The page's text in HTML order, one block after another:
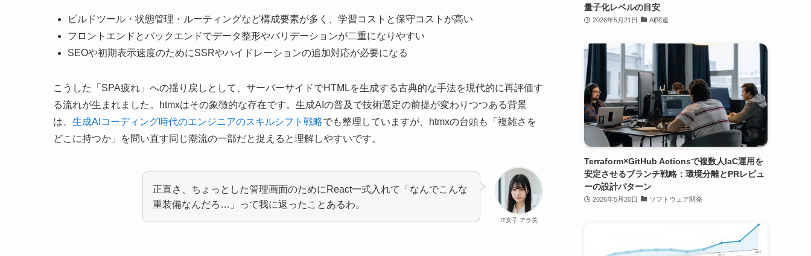
ビルドツール・状態管理・ルーティングなど構成要素が多く、学習コストと保守コストが高い
フロントエンドとバックエンドでデータ整形やバリデーションが二重になりやすい
SEOや初期表示速度のためにSSRやハイドレーションの追加対応が必要になる
こうした「SPA疲れ」への揺り戻しとして、サーバーサイドでHTMLを生成する古典的な手法を現代的に再評価す
る流れが生まれました。htmxはその象徴的な存在です。生成AIの普及で技術選定の前提が変わりつつある背景
は、 生成AIコーディング時代のエンジニアのスキルシフト戦略でも整理していますが、htmxの台頭も「複雑さを
どこに持つか」を問い直す同じ潮流の一部だと捉えると理解しやすいです。
IT女子 アラ美
正直さ、ちょっとした管理画面のためにReact一式入れて「なんでこんな
重装備なんだろ…」って我に返ったことあるわ。
量子化レベルの目安
2026年5月21日 AI関連
Terraform×GitHub Actionsで複数人IaC運用を
安定させるブランチ戦略：環境分離とPRレビュ
ーの設計パターン
2026年5月20日 ソフトウェア開発